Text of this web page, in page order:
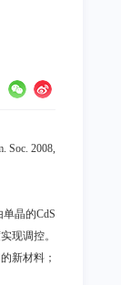
Soc. 2008,
单晶的CdS
现调控。
新材料；